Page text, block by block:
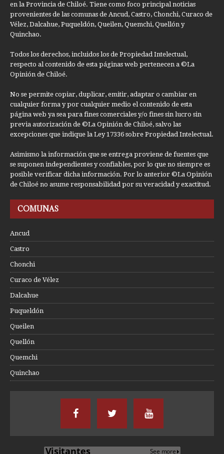
en la Provincia de Chiloé. Tiene como foco principal noticias
provenientes de las comunas de Ancud, Castro, Chonchi, Curaco de
Vélez, Dalcahue, Puqueldón, Queilen, Quemchi, Quellón y
Quinchao.
Todos los derechos, incluidos los de Propiedad Intelectual,
respecto al contenido de esta páginas web pertenecen a ©La
Opinión de Chiloé.
No se permite copiar, duplicar, emitir, adaptar o cambiar en
cualquier forma y por cualquier medio el contenido de esta
página web ya sea para fines comerciales y/o fines sin lucro sin
previa autorización de ©La Opinión de Chiloé, salvo las
excepciones que indique la Ley 17336 sobre Propiedad Intelectual.
Asimismo la información que se entrega proviene de fuentes que
se suponen independientes y confiables, por lo que no siempre es
posible verificar dicha información. Por lo anterior ©La Opinión
de Chiloé no asume responsabilidad por su veracidad y exactitud.
COMUNAS
Ancud
Castro
Chonchi
Curaco de Vélez
Dalcahue
Puqueldón
Queilen
Quellón
Quemchi
Quinchao